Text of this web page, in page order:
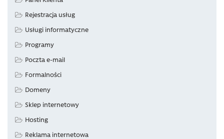
Rejestracja usług
Usługi informatyczne
Programy
Poczta e-mail
Formalności
Domeny
Sklep internetowy
Hosting
Reklama internetowa